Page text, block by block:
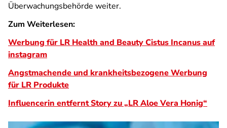
Überwachungsbehörde weiter.
Zum Weiterlesen:
Werbung für LR Health and Beauty Cistus Incanus auf
instagram
Angstmachende und krankheitsbezogene Werbung
für LR Produkte
Influencerin entfernt Story zu „LR Aloe Vera Honig“